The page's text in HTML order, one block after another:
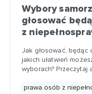
Wybory
głosować
z
Jak głosować, będąc
jakich ułatwień
wyborach? Przeczytaj
prawa osób z